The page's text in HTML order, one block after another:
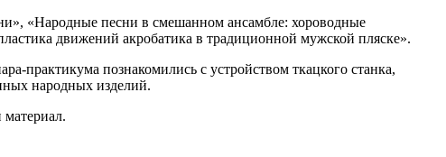
«Народные песни в смешанном ансамбле: хороводные
движений акробатика в традиционной мужской пляске».
практикума познакомились с устройством ткацкого станка,
народных изделий.